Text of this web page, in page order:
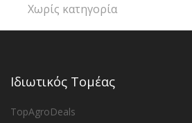
Χωρίς κατηγορία
Ιδιωτικός Τομέας
TopAgroDeals